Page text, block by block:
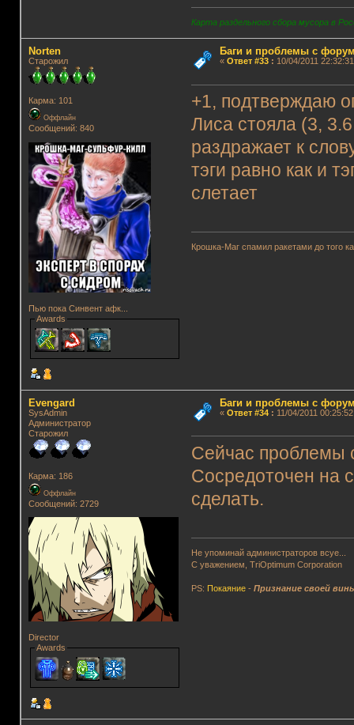
Карта раздельного сбора мусора в
Norten
Старожил
Карма: 101
Оффлайн
Сообщений: 840
Пью пока Синвент афк...
Awards
Баги и проблемы с
« Ответ #33: 10/04/2011
+1, подтверждаю
Лиса стояла (3,
раздражает к
тэги равно как и
слетает
Крошка-Маг спамил ракетами до того
Evengard
SysAdmin
Администратор
Старожил
Карма: 186
Оффлайн
Сообщений: 2729
Director
Awards
Баги и проблемы с
« Ответ #34: 11/04/2011
Сейчас проблемы
Сосредоточен на
сделать.
Не упоминай администраторов всуе...
С уважением, TriOptimum Corporation
PS: Покаяние -Признание своей